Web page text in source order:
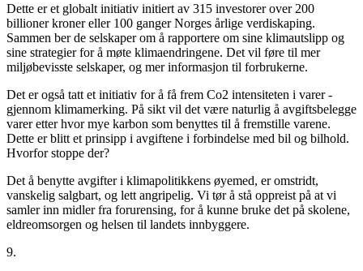
Dette er et globalt initiativ initiert av 315 investorer over 200
billioner kroner eller 100 ganger Norges årlige verdiskaping.
Sammen ber de selskaper om å rapportere om sine klimautslipp og
sine strategier for å møte klimaendringene. Det vil føre til mer
miljøbevisste selskaper, og mer informasjon til forbrukerne.
Det er også tatt et initiativ for å få frem Co2 intensiteten i varer -
gjennom klimamerking. På sikt vil det være naturlig å avgiftsbelegge
varer etter hvor mye karbon som benyttes til å fremstille varene.
Dette er blitt et prinsipp i avgiftene i forbindelse med bil og bilhold.
Hvorfor stoppe der?
Det å benytte avgifter i klimapolitikkens øyemed, er omstridt,
vanskelig salgbart, og lett angripelig. Vi tør å stå oppreist på at vi
samler inn midler fra forurensing, for å kunne bruke det på skolene,
eldreomsorgen og helsen til landets innbyggere.
9.